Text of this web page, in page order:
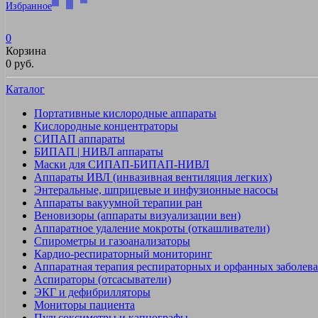
Избранное
0
Корзина
0 руб.
Каталог
Портативные кислородные аппараты
Кислородные концентраторы
СИПАП аппараты
БИПАП | НИВЛ аппараты
Маски для СИПАП-БИПАП-НИВЛ
Аппараты ИВЛ (инвазивная вентиляция легких)
Энтеральные, шприцевые и инфузионные насосы
Аппараты вакуумной терапии ран
Веновизоры (аппараты визуализации вен)
Аппаратное удаление мокроты (откашливатели)
Спирометры и газоанализаторы
Кардио-респираторный мониторинг
Аппаратная терапия респираторных и орфанных
Аспираторы (отсасыватели)
ЭКГ и дефибрилляторы
Мониторы пациента